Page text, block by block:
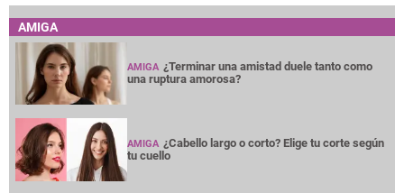
AMIGA
AMIGA ¿Terminar una amistad duele tanto como
una ruptura amorosa?
AMIGA ¿Cabello largo o corto? Elige tu corte según
tu cuello